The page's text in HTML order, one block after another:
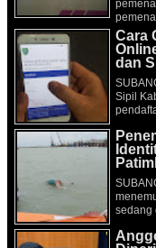
Cara
dan
Sipil
sedang